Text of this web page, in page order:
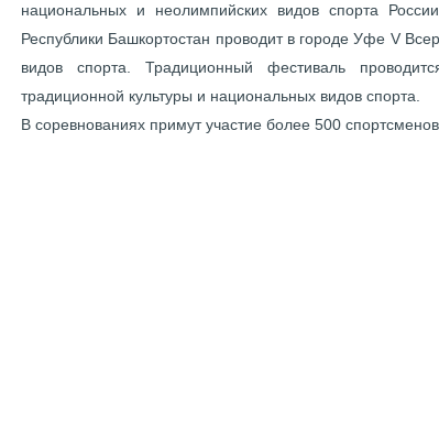
национальных и неолимпийских видов спорта
Республики Башкортостан проводит в городе Уфе V
видов спорта. Традиционный фестиваль
традиционной культуры и национальных видов спорта.
В соревнованиях примут участие более 500